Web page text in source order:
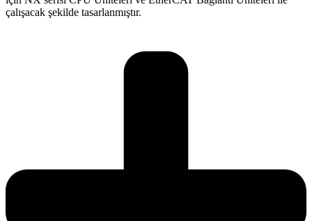
çalışacak şekilde tasarlanmıştır.